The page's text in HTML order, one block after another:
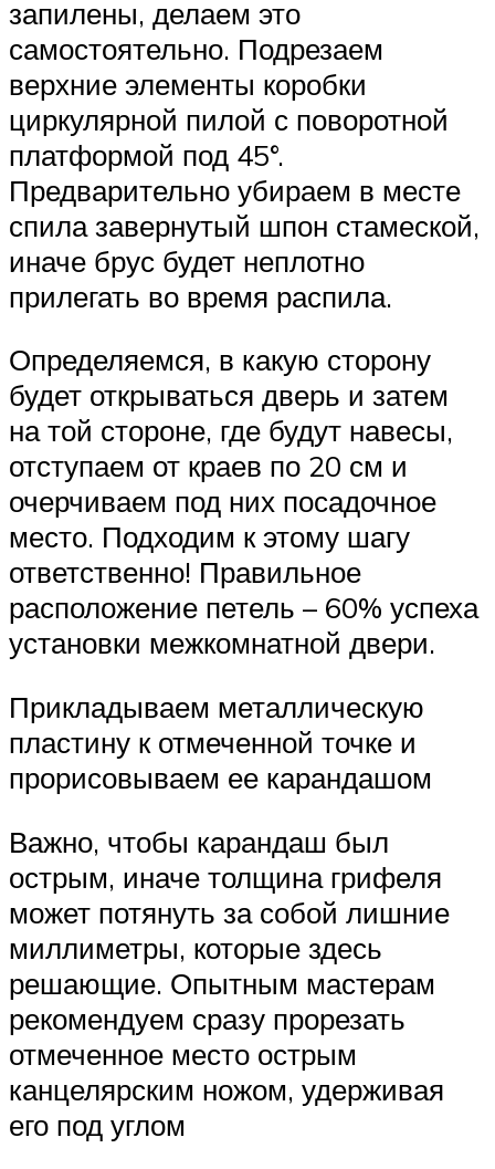
запилены, делаем это
самостоятельно. Подрезаем
верхние элементы коробки
циркулярной пилой с поворотной
платформой под 45°.
Предварительно убираем в месте
спила завернутый шпон стамеской,
иначе брус будет неплотно
прилегать во время распила.
Определяемся, в какую сторону
будет открываться дверь и затем
на той стороне, где будут навесы,
отступаем от краев по 20 см и
очерчиваем под них посадочное
место. Подходим к этому шагу
ответственно! Правильное
расположение петель – 60% успеха
установки межкомнатной двери.
Прикладываем металлическую
пластину к отмеченной точке и
прорисовываем ее карандашом
Важно, чтобы карандаш был
острым, иначе толщина грифеля
может потянуть за собой лишние
миллиметры, которые здесь
решающие. Опытным мастерам
рекомендуем сразу прорезать
отмеченное место острым
канцелярским ножом, удерживая
его под углом